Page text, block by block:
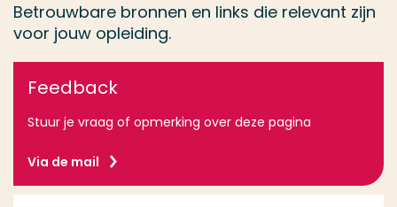
Betrouwbare bronnen en links die relevant zijn
voor jouw opleiding.
Feedback
Stuur je vraag of opmerking over deze pagina
Via de mail